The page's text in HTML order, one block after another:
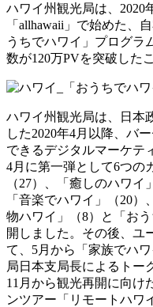
ハワイ州観光局は、2020
「allhawaii」で始めた、
うちでハワイ」プログラ
数が120万PVを突破した
ハワイ州観光局は、日本
した2020年4月以降、バ
できるデジタルマーケテ
4月に第一弾として6つの
（27）、「癒しのハワイ
「音楽でハワイ」（20
物ハワイ」（8）と「お
開しました。その後、ユ
て、5月から「家族でハ
局日本支局長によるトー
11月から観光再開に向け
ンツアー「リモートハワ